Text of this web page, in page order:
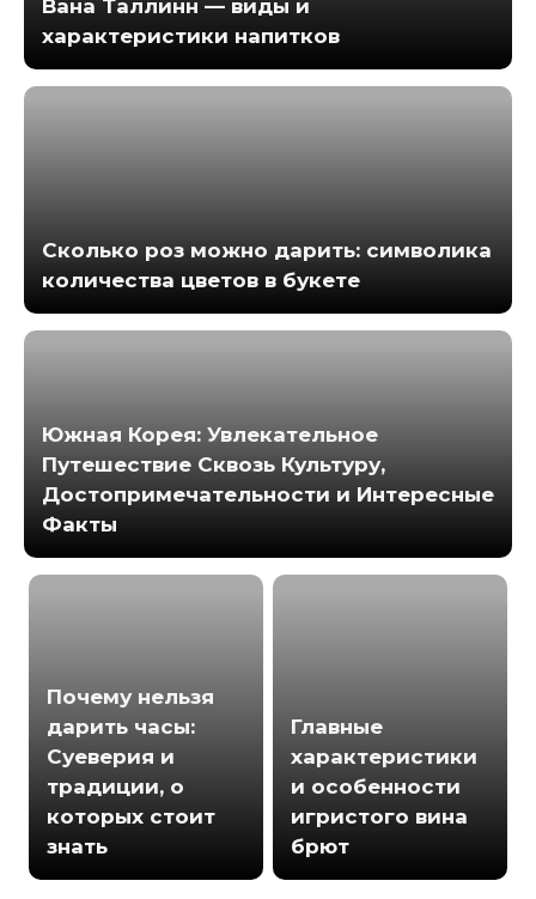
Вана Таллинн — виды и
характеристики напитков
Сколько роз можно дарить: символика
количества цветов в букете
Южная Корея: Увлекательное
Путешествие Сквозь Культуру,
Достопримечательности и Интересные
Факты
Почему нельзя
дарить часы:
Суеверия и
традиции, о
которых стоит
знать
Главные
характеристики
и особенности
игристого вина
брют